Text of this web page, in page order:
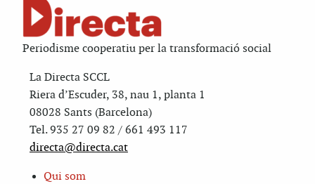
Periodisme cooperatiu per la transformació social
La Directa SCCL
Riera d’Escuder, 38, nau 1, planta 1
08028 Sants (Barcelona)
Tel. 935 27 09 82 / 661 493 117
directa@directa.cat
Qui som